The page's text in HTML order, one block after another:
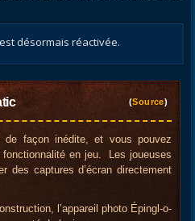
désormais réactivée.
(Source)
de façon inédite, et vous pouvez
fonctionnalité en jeu. Les joueuses
des captures d’écran directement
l’appareil photo Épingl-o-